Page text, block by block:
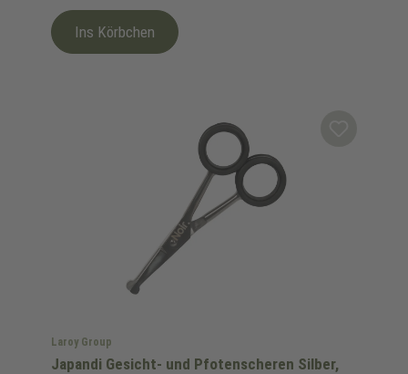
Ins Körbchen
Laroy Group
Japandi Gesicht- und Pfotenscheren Silber,